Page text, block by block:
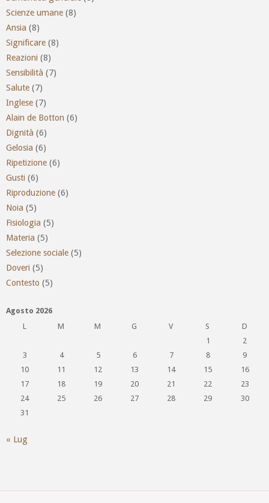
Scienze umane (8)
Ansia (8)
Significare (8)
Reazioni (8)
Sensibilità (7)
Salute (7)
Inglese (7)
Alain de Botton (6)
Dignità (6)
Gelosia (6)
Ripetizione (6)
Gusti (6)
Riproduzione (6)
Noia (5)
Fisiologia (5)
Materia (5)
Selezione sociale (5)
Doveri (5)
Contesto (5)
Agosto 2026
L
M M G V S
D
1
2
3
4 5 6 7 8
9
10
11 12 13 14 15
16
17
18 19 20 21 22
23
24
25 26 27 28 29
30
31
« Lug